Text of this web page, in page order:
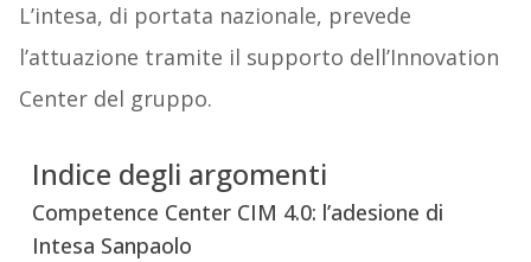
L’intesa, di portata nazionale, prevede
l’attuazione tramite il supporto dell’Innovation
Center del gruppo.
Indice degli argomenti
Competence Center CIM 4.0: l’adesione di
Intesa Sanpaolo